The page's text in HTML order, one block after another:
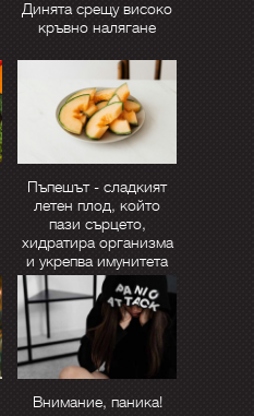
Динята срещу високо
кръвно налягане
Пъпешът - сладкият
летен плод, който
пази сърцето,
хидратира организма
и укрепва имунитета
Внимание, паника!